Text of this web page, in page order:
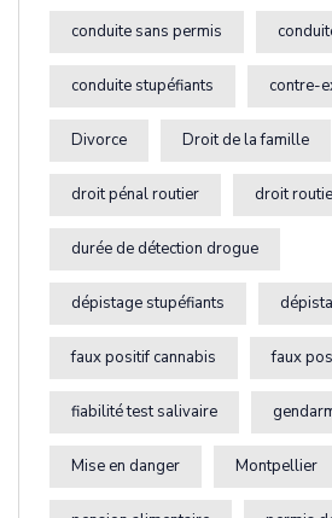
conduite sans permis
conduite stupéfiants contre-
Divorce Droit de la famille
droit pénal routier droit
durée de détection drogue
dépistage stupéfiants
faux positif cannabis faux
fiabilité test salivaire
Mise en danger Montpellier